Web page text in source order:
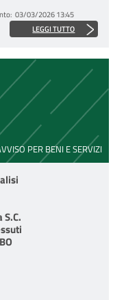
03/03/2026 13:45
LEGGI TUTTO
PER BENI E SERVIZI